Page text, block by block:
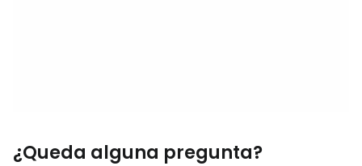
¿Queda alguna pregunta?